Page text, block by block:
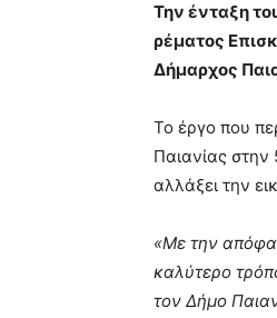
Την ένταξη
ρέματος
Δήμαρχος
Το έργο που
Παιανίας στην
αλλάξει την
«Με την
καλύτερο
τον Δήμο